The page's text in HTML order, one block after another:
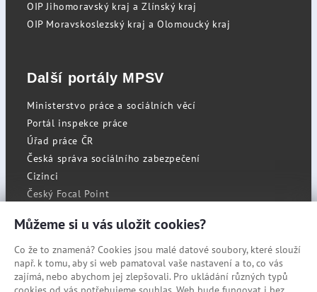
OIP Jihomoravský kraj a Zlínský kraj
OIP Moravskoslezský kraj a Olomoucký kraj
Další portály MPSV
Ministerstvo práce a sociálních věcí
Portál inspekce práce
Úřad práce ČR
Česká správa sociálního zabezpečení
Cizinci
Český Focal Point
RSS
Cookies
Můžeme si u vás uložit cookies?
Co že to znamená? Cookies jsou malé datové soubory, které slouží
např. k tomu, aby si web pamatoval vaše nastavení a to, co vás
zajímá, nebo abychom jej zlepšovali. Pro ukládání různých typů